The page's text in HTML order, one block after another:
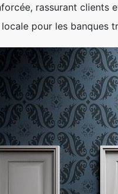
rassurant clients
pour les banques